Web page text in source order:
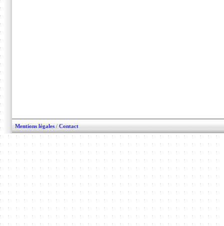
Mentions légales / Contact